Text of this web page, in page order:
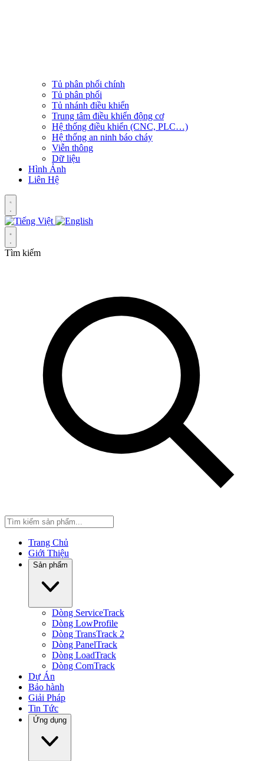
Tủ phân phối chính
Tủ phân phối
Tủ nhánh điều khiển
Trung tâm điều khiển động cơ
Hệ thống điều khiển (CNC, PLC…)
Hệ thống an ninh báo cháy
Viễn thông
Dữ liệu
Hình Ảnh
Liên Hệ
Tìm kiếm
Trang Chủ
Giới Thiệu
Sản phẩm
Dòng ServiceTrack
Dòng LowProfile
Dòng TransTrack 2
Dòng PanelTrack
Dòng LoadTrack
Dòng ComTrack
Dự Án
Bảo hành
Giải Pháp
Tin Tức
Ứng dụng